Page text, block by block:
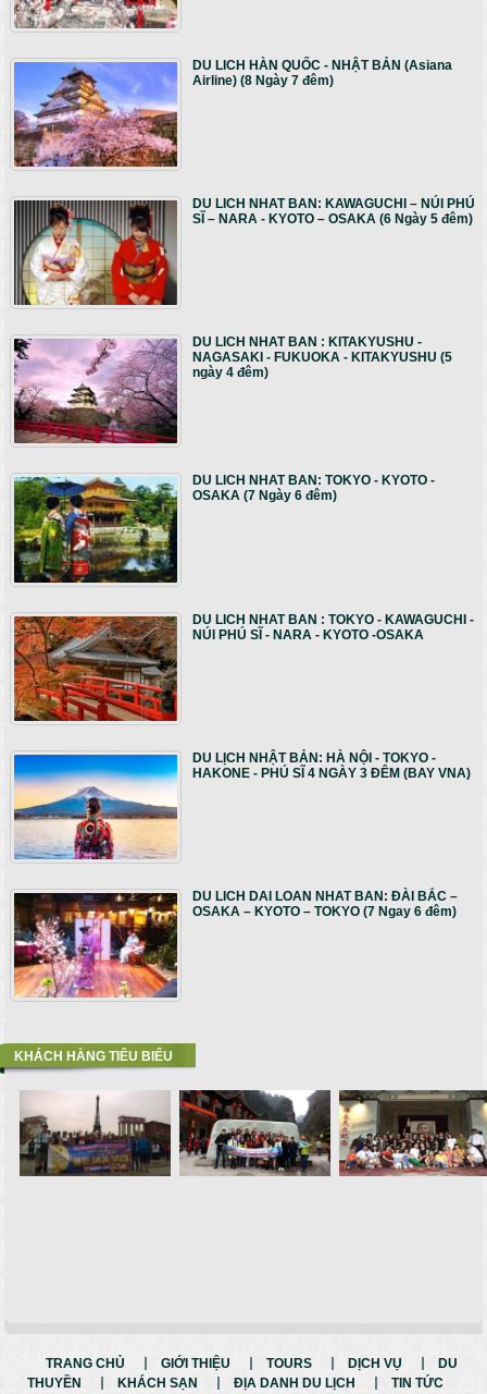
DU LICH HÀN QUỐC - NHẬT BẢN (Asiana
Airline) (8 Ngày 7 đêm)
DU LICH NHAT BAN: KAWAGUCHI – NÚI PHÚ
SĨ – NARA - KYOTO – OSAKA (6 Ngày 5 đêm)
DU LICH NHAT BAN : KITAKYUSHU -
NAGASAKI - FUKUOKA - KITAKYUSHU (5
ngày 4 đêm)
DU LICH NHAT BAN: TOKYO - KYOTO -
OSAKA (7 Ngày 6 đêm)
DU LICH NHAT BAN : TOKYO - KAWAGUCHI -
NÚI PHÚ SĨ - NARA - KYOTO -OSAKA
DU LỊCH NHẬT BẢN: HÀ NỘI - TOKYO -
HAKONE - PHÚ SĨ 4 NGÀY 3 ĐÊM (BAY VNA)
DU LICH DAI LOAN NHAT BAN: ĐÀI BẮC –
OSAKA – KYOTO – TOKYO (7 Ngay 6 đêm)
KHÁCH HÀNG TIÊU BIỂU
TRANG CHỦ GIỚI THIỆU TOURS DỊCH VỤ
DU
THUYỀN
KHÁCH SẠN ĐỊA DANH DU LỊCH TIN TỨC